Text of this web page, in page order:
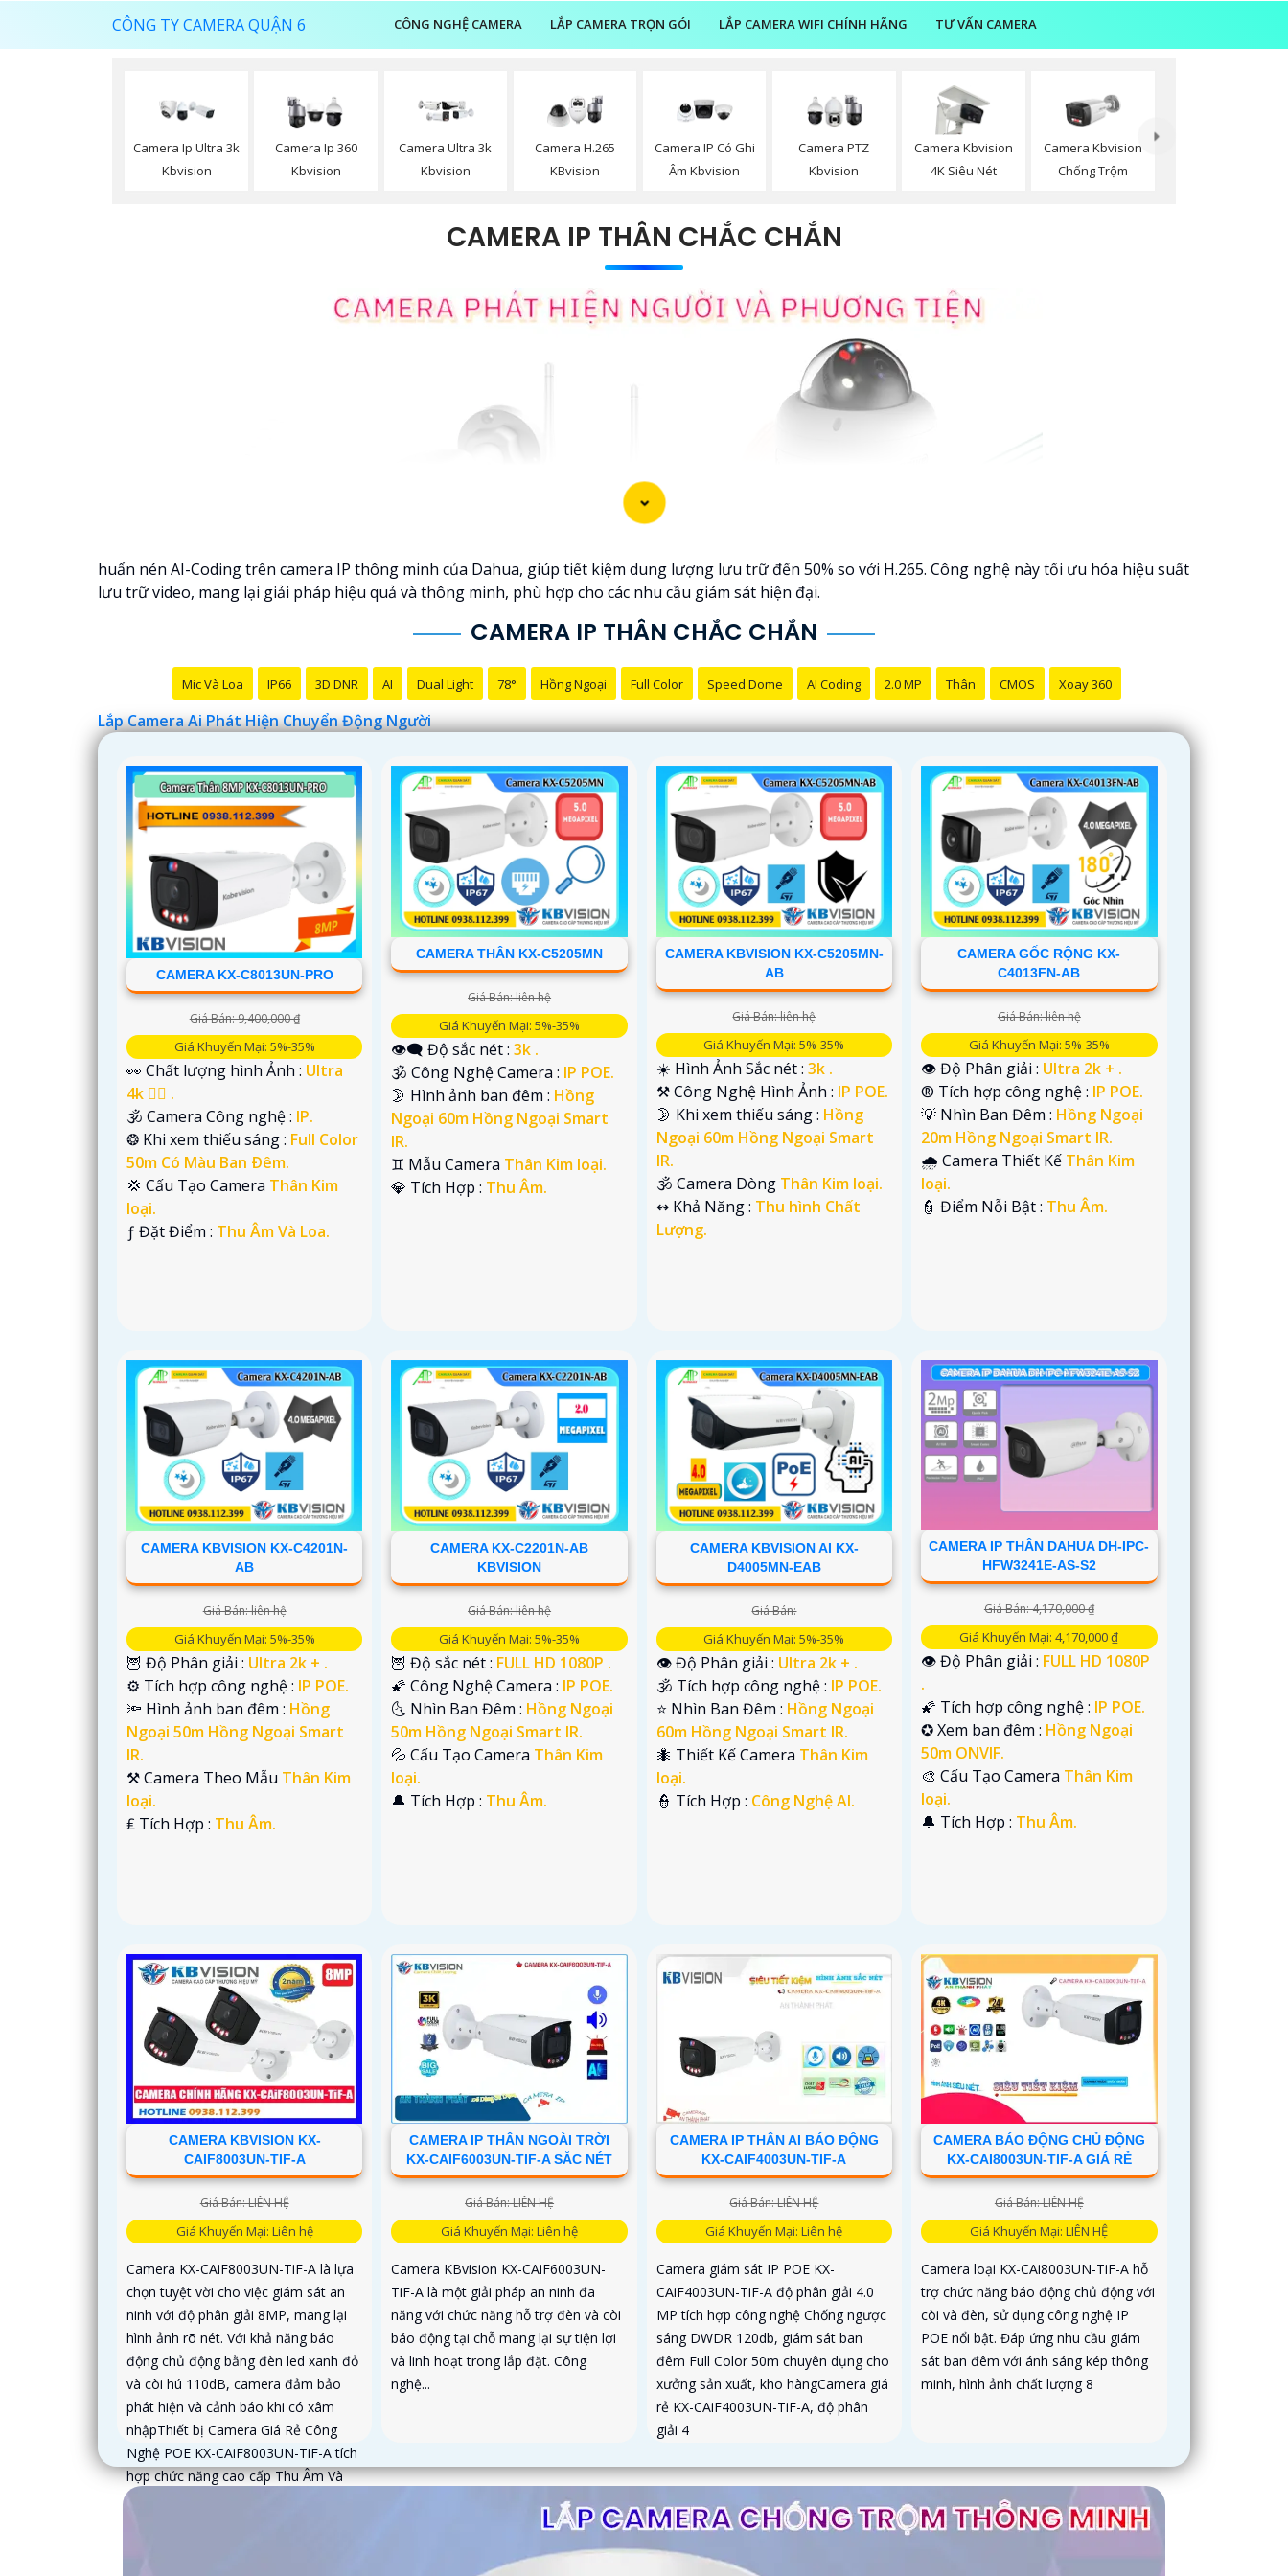
CÔNG TY CAMERA QUẬN 6 CÔNG NGHỆ CAMERA LẮP CAMERA TRỌN GÓI LẮP CAMERA WIFI CHÍNH HÃNG TƯ VẤN CAMERA
Camera Ip Ultra 3k
Kbvision
Camera Ip 360
Kbvision
Camera Ultra 3k
Kbvision
Camera H.265
KBvision
Camera IP Có Ghi
Âm Kbvision
Camera PTZ
Kbvision
Camera Kbvision
4K Siêu Nét
Camera Kbvision
Chống Trộm
CAMERA IP THÂN CHẮC CHẮN
huẩn nén AI-Coding trên camera IP thông minh của Dahua, giúp tiết kiệm dung lượng lưu trữ đến 50% so với H.265. Công nghệ này tối ưu hóa hiệu suất
lưu trữ video, mang lại giải pháp hiệu quả và thông minh, phù hợp cho các nhu cầu giám sát hiện đại.
CAMERA IP THÂN CHẮC CHẮN
Mic Và Loa IP66 3D DNR AI Dual Light 78° Hồng Ngoại Full Color Speed Dome AI Coding 2.0 MP Thân CMOS Xoay 360
Lắp Camera Ai Phát Hiện Chuyển Động Người
CAMERA KX-C8013UN-PRO
Giá Bán: 9,400,000 ₫
Giá Khuyến Mại: 5%-35%
👀 Chất lượng hình Ảnh : Ultra
4k 👍🏾 .
🕉️ Camera Công nghệ : IP.
❂ Khi xem thiếu sáng : Full Color
50m Có Màu Ban Ðêm.
💢 Cấu Tạo Camera Thân Kim
loại.
️ƒ Đặt Điểm : Thu Âm Và Loa.
CAMERA THÂN KX-C5205MN
Giá Bán: liên hệ
Giá Khuyến Mại: 5%-35%
👁️‍🗨 Độ sắc nét :3k .
🕉️ Công Nghệ Camera : IP POE.
🌛 Hình ảnh ban đêm : Hồng
Ngoại 60m Hồng Ngoại Smart
IR.
♊ Mẫu Camera Thân Kim loại.
️💎 Tích Hợp : Thu Âm.
CAMERA KBVISION KX-C5205MN-
AB
Giá Bán: liên hệ
Giá Khuyến Mại: 5%-35%
☀️ Hình Ảnh Sắc nét : 3k .
⚒ Công Nghệ Hình Ảnh : IP POE.
🌛 Khi xem thiếu sáng : Hồng
Ngoại 60m Hồng Ngoại Smart
IR.
🕉️ Camera Dòng Thân Kim loại.
️↭ Khả Năng : Thu hình Chất
Lượng.
CAMERA GỐC RỘNG KX-
C4013FN-AB
Giá Bán: liên hệ
Giá Khuyến Mại: 5%-35%
👁 Độ Phân giải : Ultra 2k + .
®️ Tích hợp công nghệ : IP POE.
💡 Nhìn Ban Đêm : Hồng Ngoại
20m Hồng Ngoại Smart IR.
🌧️ Camera Thiết Kế Thân Kim
loại.
️👮 Điểm Nỗi Bật : Thu Âm.
CAMERA KBVISION KX-C4201N-
AB
Giá Bán: liên hệ
Giá Khuyến Mại: 5%-35%
🦉 Độ Phân giải : Ultra 2k + .
⚙ Tích hợp công nghệ : IP POE.
🔦 Hình ảnh ban đêm : Hồng
Ngoại 50m Hồng Ngoại Smart
IR.
⚒ Camera Theo Mẫu Thân Kim
loại.
️₤ Tích Hợp : Thu Âm.
CAMERA KX-C2201N-AB
KBVISION
Giá Bán: liên hệ
Giá Khuyến Mại: 5%-35%
🦉 Độ sắc nét : FULL HD 1080P .
🌠 Công Nghệ Camera : IP POE.
🌜 Nhìn Ban Đêm : Hồng Ngoại
50m Hồng Ngoại Smart IR.
💦 Cấu Tạo Camera Thân Kim
loại.
️🔔 Tích Hợp : Thu Âm.
CAMERA KBVISION AI KX-
D4005MN-EAB
Giá Bán:
Giá Khuyến Mại: 5%-35%
👁 Độ Phân giải : Ultra 2k + .
🕉️ Tích hợp công nghệ : IP POE.
⭐ Nhìn Ban Đêm : Hồng Ngoại
60m Hồng Ngoại Smart IR.
🐜 Thiết Kế Camera Thân Kim
loại.
️👮 Tích Hợp : Công Nghệ AI.
CAMERA IP THÂN DAHUA DH-IPC-
HFW3241E-AS-S2
Giá Bán: 4,170,000 ₫
Giá Khuyến Mại: 4,170,000 ₫
👁 Độ Phân giải : FULL HD 1080P
.
🌠 Tích hợp công nghệ : IP POE.
✪ Xem ban đêm : Hồng Ngoại
50m ONVIF.
🎨 Cấu Tạo Camera Thân Kim
loại.
️🔔 Tích Hợp : Thu Âm.
CAMERA KBVISION KX-
CAIF8003UN-TIF-A
Giá Bán: LIÊN HỆ
Giá Khuyến Mại: Liên hệ
Camera KX-CAiF8003UN-TiF-A là lựa
chọn tuyệt vời cho việc giám sát an
ninh với độ phân giải 8MP, mang lại
hình ảnh rõ nét. Với khả năng báo
động chủ động bằng đèn led xanh đỏ
và còi hú 110dB, camera đảm bảo
phát hiện và cảnh báo khi có xâm
nhậpThiết bị Camera Giá Rẻ Công
Nghệ POE KX-CAiF8003UN-TiF-A tích
hợp chức năng cao cấp Thu Âm Và
Loa rõ ràng để mang lại trải nghiệm
CAMERA IP THÂN NGOÀI TRỜI
KX-CAIF6003UN-TIF-A SẮC NÉT
Giá Bán: LIÊN HỆ
Giá Khuyến Mại: Liên hệ
Camera KBvision KX-CAiF6003UN-
TiF-A là một giải pháp an ninh đa
năng với chức năng hỗ trợ đèn và còi
báo động tại chỗ mang lại sự tiện lợi
và linh hoạt trong lắp đặt. Công
nghệ...
CAMERA IP THÂN AI BÁO ĐỘNG
KX-CAIF4003UN-TIF-A
Giá Bán: LIÊN HỆ
Giá Khuyến Mại: Liên hệ
Camera giám sát IP POE KX-
CAiF4003UN-TiF-A độ phân giải 4.0
MP tích hợp công nghệ Chống ngược
sáng DWDR 120db, giám sát ban
đêm Full Color 50m chuyên dụng cho
xưởng sản xuất, kho hàngCamera giá
rẻ KX-CAiF4003UN-TiF-A, độ phân
giải 4
CAMERA BÁO ĐỘNG CHỦ ĐỘNG
KX-CAI8003UN-TIF-A GIÁ RẺ
Giá Bán: LIÊN HỆ
Giá Khuyến Mại: LIÊN HỆ
Camera loại KX-CAi8003UN-TiF-A hỗ
trợ chức năng báo động chủ động với
còi và đèn, sử dụng công nghệ IP
POE nổi bật. Đáp ứng nhu cầu giám
sát ban đêm với ánh sáng kép thông
minh, hình ảnh chất lượng 8